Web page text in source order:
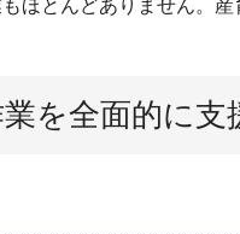
ほとんどありません。
を全面的に支